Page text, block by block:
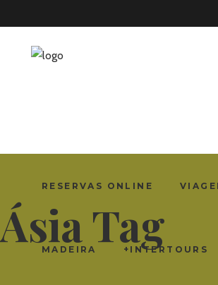
RESERVAS ONLINE
MADEIRA +INTERTOURS
Ásia Tag